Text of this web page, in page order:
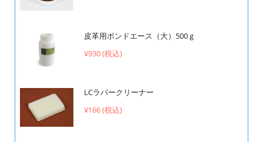
皮革用ボンドエース（大）500ｇ
¥930 (税込)
LCラバークリーナー
¥166 (税込)